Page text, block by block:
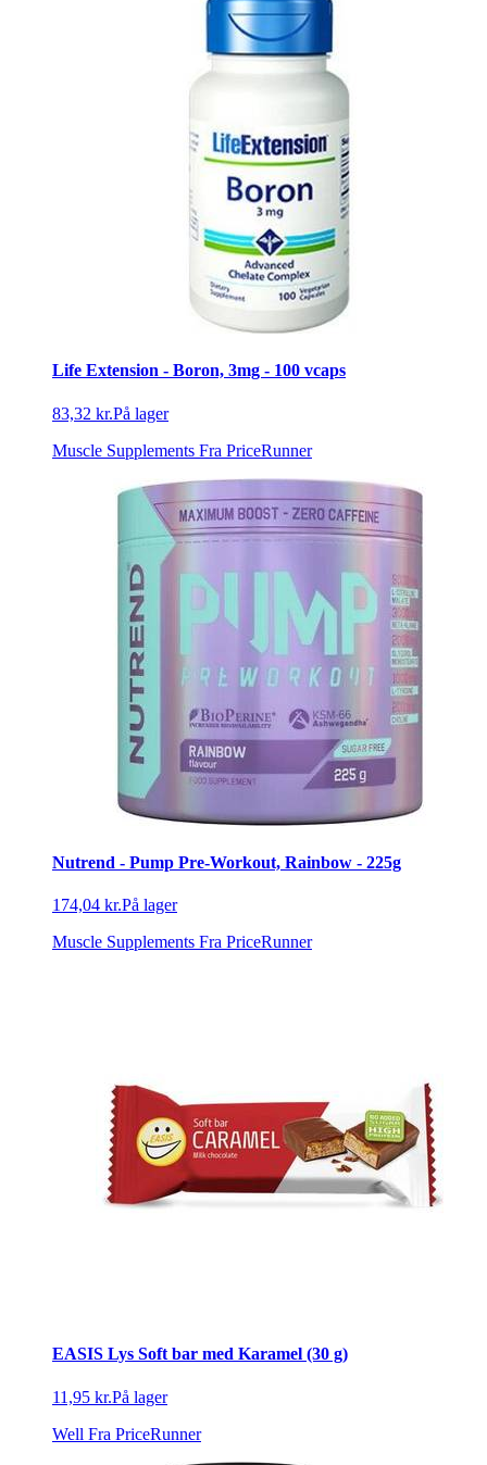
Life Extension - Boron, 3mg - 100 vcaps
83,32 kr.På lager
Muscle Supplements Fra PriceRunner
Nutrend - Pump Pre-Workout, Rainbow - 225g
174,04 kr.På lager
Muscle Supplements Fra PriceRunner
EASIS Lys Soft bar med Karamel (30 g)
11,95 kr.På lager
Well Fra PriceRunner